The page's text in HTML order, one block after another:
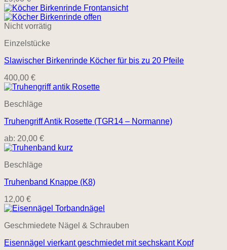
Nicht vorrätig
Einzelstücke
Slawischer Birkenrinde Köcher für bis zu 20 Pfeile
400,00 €
Beschläge
Truhengriff Antik Rosette (TGR14 – Normanne)
ab: 20,00 €
Beschläge
Truhenband Knappe (K8)
12,00 €
Geschmiedete Nägel & Schrauben
Eisennägel vierkant geschmiedet mit sechskant Kopf